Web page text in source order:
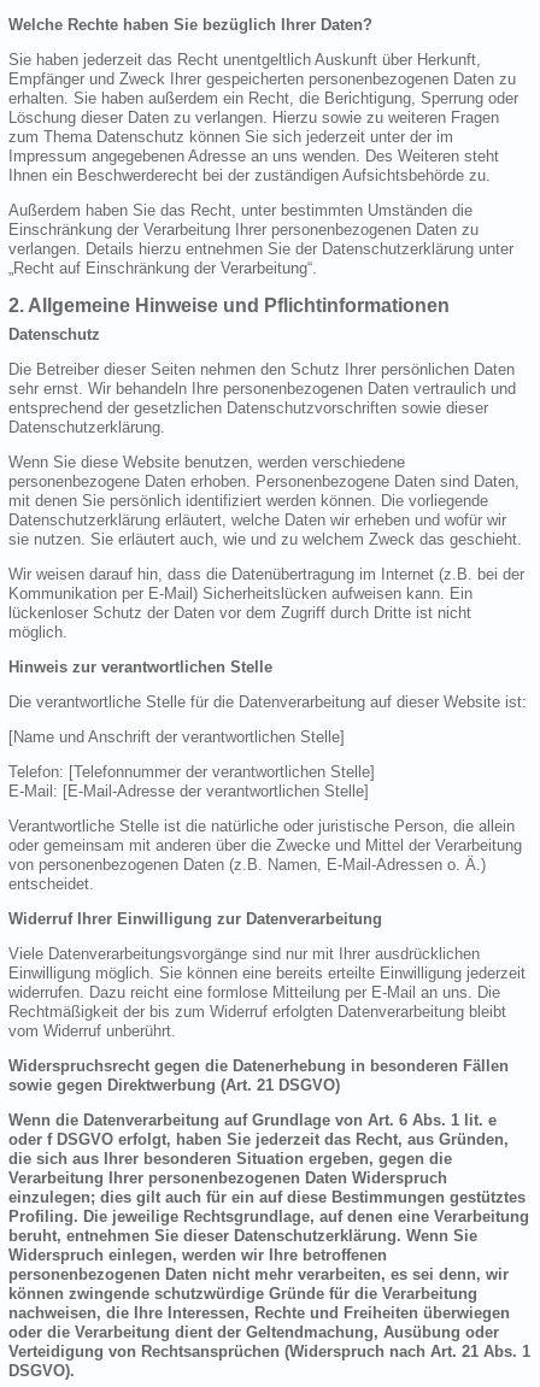
Welche Rechte haben Sie bezüglich Ihrer Daten?
Sie haben jederzeit das Recht unentgeltlich Auskunft über Herkunft,
Empfänger und Zweck Ihrer gespeicherten personenbezogenen Daten zu
erhalten. Sie haben außerdem ein Recht, die Berichtigung, Sperrung oder
Löschung dieser Daten zu verlangen. Hierzu sowie zu weiteren Fragen
zum Thema Datenschutz können Sie sich jederzeit unter der im
Impressum angegebenen Adresse an uns wenden. Des Weiteren steht
Ihnen ein Beschwerderecht bei der zuständigen Aufsichtsbehörde zu.
Außerdem haben Sie das Recht, unter bestimmten Umständen die
Einschränkung der Verarbeitung Ihrer personenbezogenen Daten zu
verlangen. Details hierzu entnehmen Sie der Datenschutzerklärung unter
„Recht auf Einschränkung der Verarbeitung“.
2. Allgemeine Hinweise und Pflichtinformationen
Datenschutz
Die Betreiber dieser Seiten nehmen den Schutz Ihrer persönlichen Daten
sehr ernst. Wir behandeln Ihre personenbezogenen Daten vertraulich und
entsprechend der gesetzlichen Datenschutzvorschriften sowie dieser
Datenschutzerklärung.
Wenn Sie diese Website benutzen, werden verschiedene
personenbezogene Daten erhoben. Personenbezogene Daten sind Daten,
mit denen Sie persönlich identifiziert werden können. Die vorliegende
Datenschutzerklärung erläutert, welche Daten wir erheben und wofür wir
sie nutzen. Sie erläutert auch, wie und zu welchem Zweck das geschieht.
Wir weisen darauf hin, dass die Datenübertragung im Internet (z.B. bei der
Kommunikation per E-Mail) Sicherheitslücken aufweisen kann. Ein
lückenloser Schutz der Daten vor dem Zugriff durch Dritte ist nicht
möglich.
Hinweis zur verantwortlichen Stelle
Die verantwortliche Stelle für die Datenverarbeitung auf dieser Website ist:
[Name und Anschrift der verantwortlichen Stelle]
Telefon: [Telefonnummer der verantwortlichen Stelle]
E-Mail: [E-Mail-Adresse der verantwortlichen Stelle]
Verantwortliche Stelle ist die natürliche oder juristische Person, die allein
oder gemeinsam mit anderen über die Zwecke und Mittel der Verarbeitung
von personenbezogenen Daten (z.B. Namen, E-Mail-Adressen o. Ä.)
entscheidet.
Widerruf Ihrer Einwilligung zur Datenverarbeitung
Viele Datenverarbeitungsvorgänge sind nur mit Ihrer ausdrücklichen
Einwilligung möglich. Sie können eine bereits erteilte Einwilligung jederzeit
widerrufen. Dazu reicht eine formlose Mitteilung per E-Mail an uns. Die
Rechtmäßigkeit der bis zum Widerruf erfolgten Datenverarbeitung bleibt
vom Widerruf unberührt.
Widerspruchsrecht gegen die Datenerhebung in besonderen Fällen
sowie gegen Direktwerbung (Art. 21 DSGVO)
Wenn die Datenverarbeitung auf Grundlage von Art. 6 Abs. 1 lit. e
oder f DSGVO erfolgt, haben Sie jederzeit das Recht, aus Gründen,
die sich aus Ihrer besonderen Situation ergeben, gegen die
Verarbeitung Ihrer personenbezogenen Daten Widerspruch
einzulegen; dies gilt auch für ein auf diese Bestimmungen gestütztes
Profiling. Die jeweilige Rechtsgrundlage, auf denen eine Verarbeitung
beruht, entnehmen Sie dieser Datenschutzerklärung. Wenn Sie
Widerspruch einlegen, werden wir Ihre betroffenen
personenbezogenen Daten nicht mehr verarbeiten, es sei denn, wir
können zwingende schutzwürdige Gründe für die Verarbeitung
nachweisen, die Ihre Interessen, Rechte und Freiheiten überwiegen
oder die Verarbeitung dient der Geltendmachung, Ausübung oder
Verteidigung von Rechtsansprüchen (Widerspruch nach Art. 21 Abs. 1
DSGVO).